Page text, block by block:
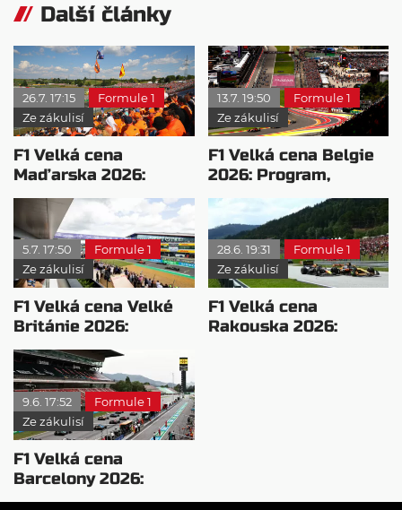
Další články
26.7. 17:15
Formule 1
Ze zákulisí
F1 Velká cena
Maďarska 2026:
Program, novinky a
vše, co potřebujete
vědět
13.7. 19:50
Formule 1
Ze zákulisí
F1 Velká cena Belgie
2026: Program,
novinky a vše, co
potřebujete vědět
5.7. 17:50
Formule 1
Ze zákulisí
F1 Velká cena Velké
Británie 2026:
Program, novinky a
vše, co potřebujete
vědět
28.6. 19:31
Formule 1
Ze zákulisí
F1 Velká cena
Rakouska 2026:
9.6. 17:52
Formule 1
Ze zákulisí
F1 Velká cena
Barcelony 2026:
Program, novinky a